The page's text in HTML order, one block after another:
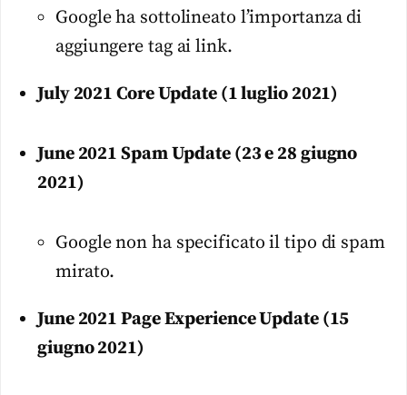
Google ha sottolineato l’importanza di
aggiungere tag ai link.
July 2021 Core Update (1 luglio 2021)
June 2021 Spam Update (23 e 28 giugno
2021)
Google non ha specificato il tipo di spam
mirato.
June 2021 Page Experience Update (15
giugno 2021)